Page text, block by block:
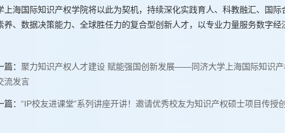
上海国际知识产权学院将以此为契机，持续深化实践育人、科教融汇、国
养、数据决策能力、全球胜任力的复合型创新人才，以专业力量服务数字经
篇：聚力知识产权人才建设 赋能强国创新发展——同济大学上海国际知识
流发言
篇：“IP校友进课堂”系列讲座开讲！​邀请优秀校友为知识产权硕士项目传授